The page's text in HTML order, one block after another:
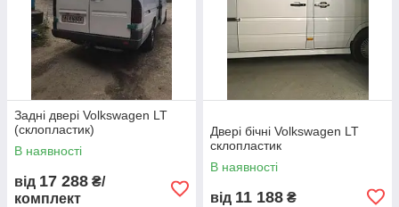
Задні двері Volkswagen LT
(склопластик)
В наявності
від 17 288 ₴/
комплект
Двері бічні Volkswagen LT
склопластик
В наявності
від 11 188 ₴